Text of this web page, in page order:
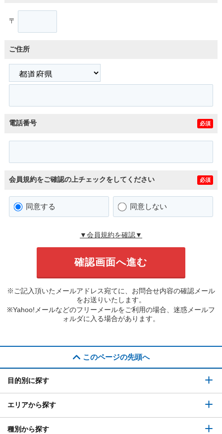
〒
ご住所
電話番号 必須
会員規約をご確認の上チェックをしてください 必須
同意する 同意しない
▼会員規約を確認▼
※ご記入頂いたメールアドレス宛てに、お問合せ内容の確認メール
をお送りいたします。
※Yahoo!メールなどのフリーメールをご利用の場合、迷惑メールフ
ォルダに入る場合があります。
このページの先頭へ
目的別に探す
エリアから探す
種別から探す